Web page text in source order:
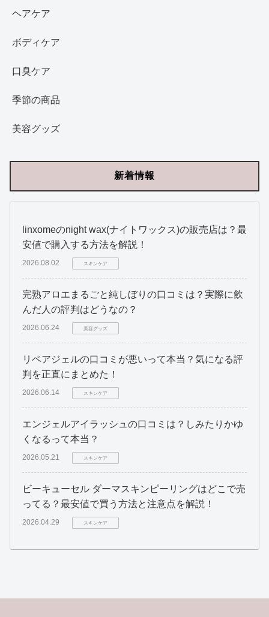
ヘアケア
ボディケア
口臭ケア
季節の商品
美容グッズ
新着情報
linxomeのnight wax(ナイトワックス)の販売店は？最
安値で購入する方法を解説！
2026.08.02 スキンケア
完熟アロエまるごと純しぼりの口コミは？実際に飲
んだ人の評判はどうなの？
2026.06.24 美容グッズ
リペアジェルの口コミが悪いって本当？気になる評
判を正直にまとめた！
2026.06.14 スキンケア
エンジェルアイラッシュの口コミは？しみたりかゆ
くなるって本当？
2026.05.21 スキンケア
ビーキューセル ダーマスキンピーリングはどこで売
ってる？最安値で買う方法と注意点を解説！
2026.04.29 スキンケア